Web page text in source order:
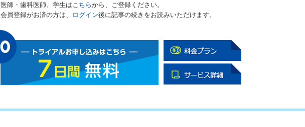
医師・歯科医師、学生は こちらから、ご登録ください。
会員登録がお済の方は、
ログイン後に記事の続きをお読みいただけます。